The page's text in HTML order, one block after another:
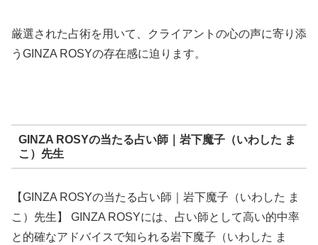
厳選された占術を用いて、クライアントの心の声に寄り添
うGINZA ROSYの存在感に迫ります。
GINZA ROSYの当たる占い師｜岩下魔子（いわした ま
こ）先生
【GINZA ROSYの当たる占い師｜岩下魔子（いわした ま
こ）先生】 GINZA ROSYには、占い師として高い的中率
と的確なアドバイスで知られる岩下魔子（いわした ま